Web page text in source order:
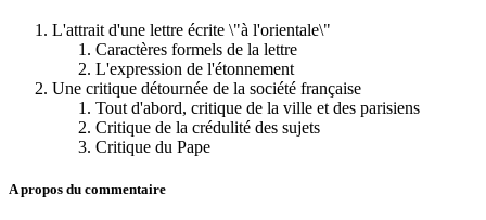
L'attrait d'une lettre écrite \"à l'orientale\"
Caractères formels de la lettre
L'expression de l'étonnement
Une critique détournée de la société française
Tout d'abord, critique de la ville et des parisiens
Critique de la crédulité des sujets
Critique du Pape
A propos du commentaire